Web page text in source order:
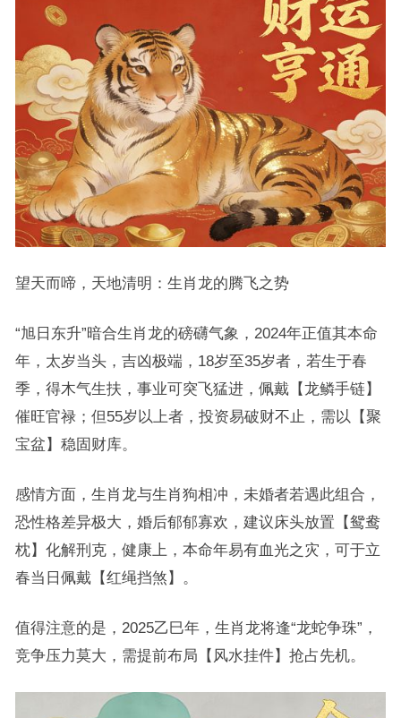
望天而啼，天地清明：生肖龙的腾飞之势
“旭日东升”暗合生肖龙的磅礴气象，2024年正值其本命
年，太岁当头，吉凶极端，18岁至35岁者，若生于春
季，得木气生扶，事业可突飞猛进，佩戴【龙鳞手链】
催旺官禄；但55岁以上者，投资易破财不止，需以【聚
宝盆】稳固财库。
感情方面，生肖龙与生肖狗相冲，未婚者若遇此组合，
恐性格差异极大，婚后郁郁寡欢，建议床头放置【鸳鸯
枕】化解刑克，健康上，本命年易有血光之灾，可于立
春当日佩戴【红绳挡煞】。
值得注意的是，2025乙巳年，生肖龙将逢“龙蛇争珠”，
竞争压力莫大，需提前布局【风水挂件】抢占先机。